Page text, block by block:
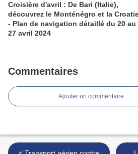
Croisière d'avril : De Bari (Italie),
découvrez le Monténégro et la
- Plan de navigation détaillé du 20 au
27 avril 2024
Commentaires
Ajouter un commentaire